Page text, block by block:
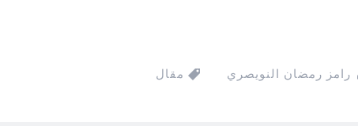
رامز رمضان النويصري مقال